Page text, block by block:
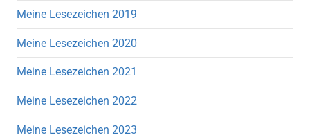
Meine Lesezeichen 2019
Meine Lesezeichen 2020
Meine Lesezeichen 2021
Meine Lesezeichen 2022
Meine Lesezeichen 2023